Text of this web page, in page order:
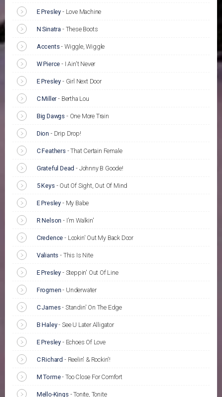
E Presley - Love Machine
N Sinatra - These Boots
Accents - Wiggle, Wiggle
W Pierce - I Ain't Never
E Presley - Girl Next Door
C Miller - Bertha Lou
Big Dawgs - One More Train
Dion - Drip Drop!
C Feathers -That Certain Female
Grateful Dead - Johnny B Goode!
5 Keys - Out Of Sight, Out Of Mind
E Presley - My Babe
R Nelson - I'm Walkin'
Credence - Lookin' Out My Back Door
Valiants - This Is Nite
E Presley - Steppin' Out Of Line
Frogmen - Underwater
C James - Standin' On The Edge
B Haley- See U Later Alligator
E Presley - Echoes Of Love
C Richard - Reelin' & Rockin'!
M Torme- Too Close For Comfort
Mello-Kings -Tonite, Tonite